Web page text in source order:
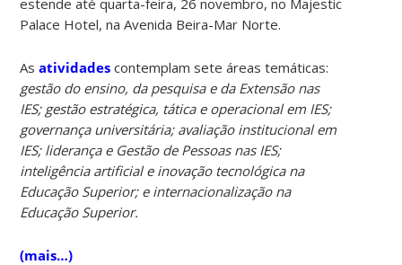
Palace Hotel, na Avenida Beira-Mar Norte.
Asatividades contemplam sete áreas temáticas:
gestão do ensino, da pesquisa e da Extensão nas
IES; gestão estratégica, tática e operacional em IES;
governança universitária; avaliação institucional em
IES; liderança e Gestão de Pessoas nas IES;
inteligência artificial e inovação tecnológica na
Educação Superior; e internacionalização na
Educação Superior.
(mais…)